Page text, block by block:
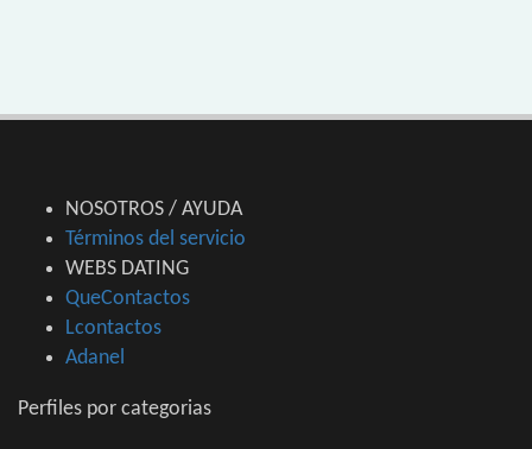
NOSOTROS / AYUDA
Términos del servicio
WEBS DATING
QueContactos
Lcontactos
Adanel
Perfiles por categorias